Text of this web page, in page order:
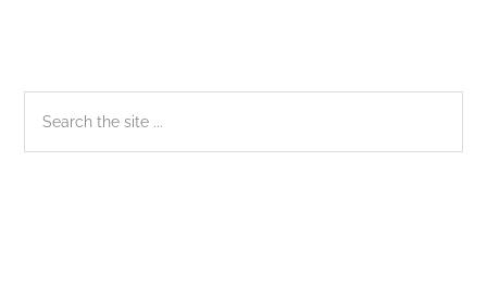
Sidebar
chính
the